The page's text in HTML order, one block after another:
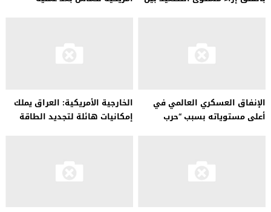
الإنفاق العسكري العالمي في
أعلى مستوياته بسبب “حرب
الخارجية الأمريكية: العراق يملك
إمكانيات هائلة لتجديد الطاقة